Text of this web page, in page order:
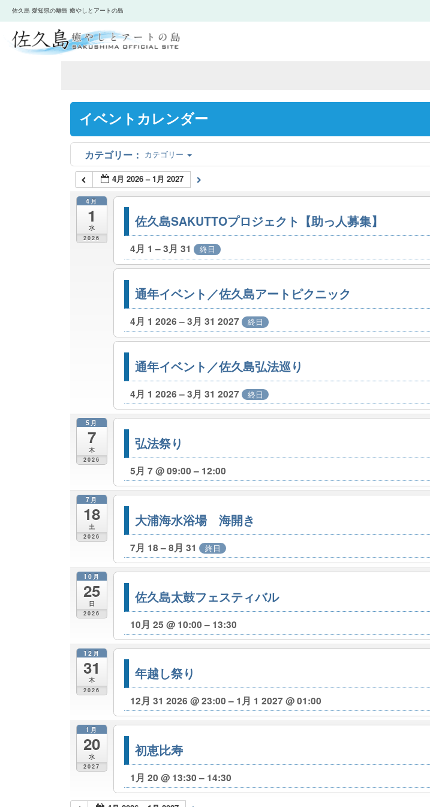
佐久島 愛知県の離島 癒やしとアートの島
イベントカレンダー
カテゴリー
4月 2026 – 1月 2027
4月
1
水
2026
佐久島SAKUTTOプロジェクト【助っ人募集】
4月 1 – 3月 31 終日
通年イベント／佐久島アートピクニック
4月 1 2026 – 3月 31 2027 終日
通年イベント／佐久島弘法巡り
4月 1 2026 – 3月 31 2027 終日
5月
7
木
2026
弘法祭り
5月 7 @ 09:00 – 12:00
7月
18
土
2026
大浦海水浴場 海開き
7月 18 – 8月 31 終日
10月
25
日
2026
佐久島太鼓フェスティバル
10月 25 @ 10:00 – 13:30
12月
31
木
2026
年越し祭り
12月 31 2026 @ 23:00 – 1月 1 2027 @ 01:00
1月
20
水
2027
初恵比寿
1月 20 @ 13:30 – 14:30